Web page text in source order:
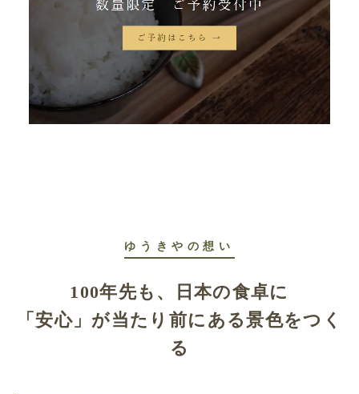
ゆうきやの想い
100年先も、日本の食卓に
「安心」が当たり前にある景色をつく
る